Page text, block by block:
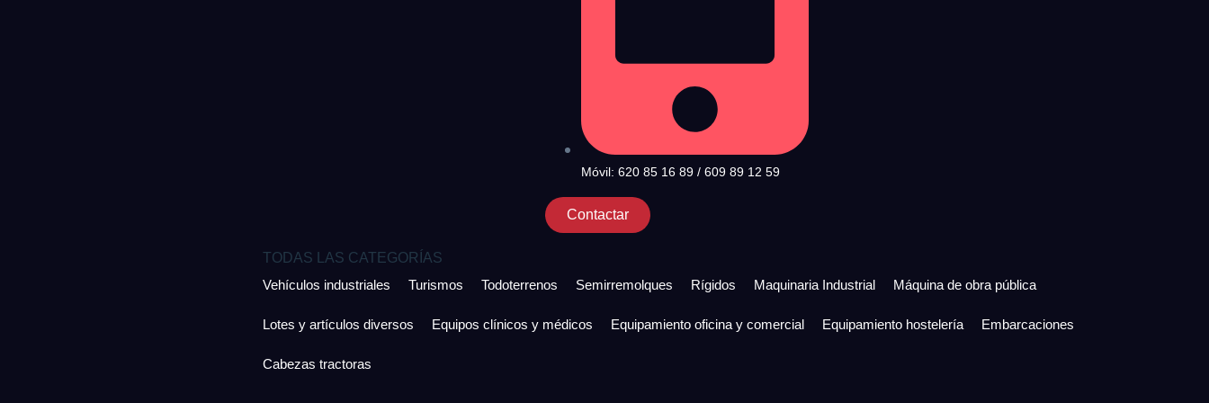
Móvil: 620 85 16 89 / 609 89 12 59
Contactar
TODAS LAS CATEGORÍAS
Vehículos industriales
Turismos Todoterrenos Semirremolques Rígidos Maquinaria Industrial Máquina de obra pública
Lotes y artículos diversos Equipos clínicos y médicos Equipamiento oficina y comercial Equipamiento hostelería Embarcaciones
Cabezas tractoras